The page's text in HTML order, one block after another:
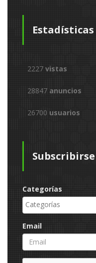
Estadísticas
2227 vistas
28847 anuncios
26700 usuarios
Subscribirse
Categorías
Email